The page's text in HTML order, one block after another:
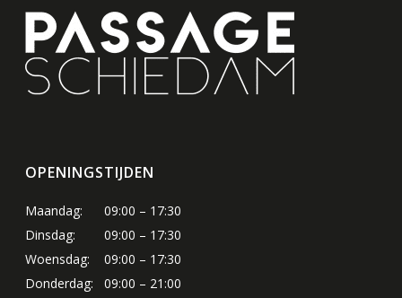
OPENINGSTIJDEN
Maandag:
09:00 – 17:30
Dinsdag:
09:00 – 17:30
Woensdag:
09:00 – 17:30
Donderdag:
09:00 – 21:00